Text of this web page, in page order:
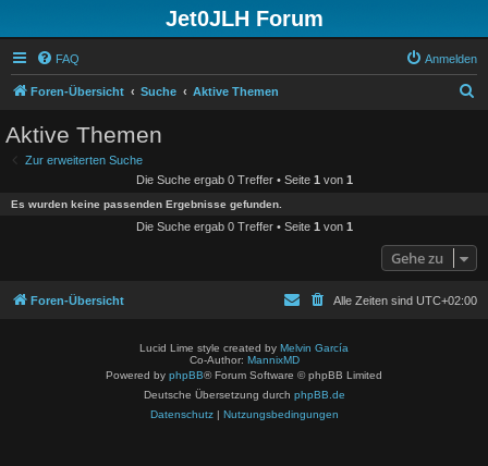
Jet0JLH Forum
FAQ Anmelden
Foren-Übersicht Suche Aktive Themen
Aktive Themen
Zur erweiterten Suche
Die Suche ergab 0 Treffer • Seite 1 von 1
Es wurden keine passenden Ergebnisse gefunden.
Die Suche ergab 0 Treffer • Seite 1 von 1
Gehe zu
Foren-Übersicht Alle Zeiten sind UTC+02:00
Lucid Lime style created by Melvin García
Co-Author: MannixMD
Powered by phpBB® Forum Software © phpBB Limited
Deutsche Übersetzung durch phpBB.de
Datenschutz| Nutzungsbedingungen